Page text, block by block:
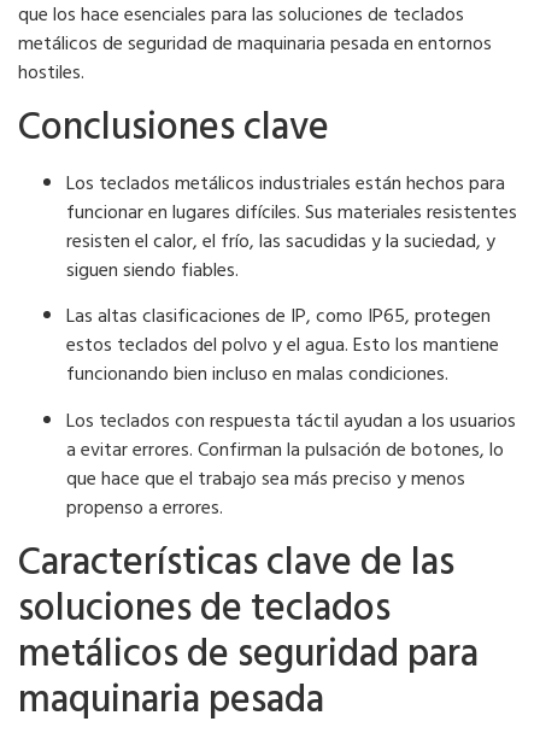
que los hace esenciales para las soluciones de teclados
metálicos de seguridad de maquinaria pesada en entornos
hostiles.
Conclusiones clave
Los teclados metálicos industriales están hechos para
funcionar en lugares difíciles. Sus materiales resistentes
resisten el calor, el frío, las sacudidas y la suciedad, y
siguen siendo fiables.
Las altas clasificaciones de IP, como IP65, protegen
estos teclados del polvo y el agua. Esto los mantiene
funcionando bien incluso en malas condiciones.
Los teclados con respuesta táctil ayudan a los usuarios
a evitar errores. Confirman la pulsación de botones, lo
que hace que el trabajo sea más preciso y menos
propenso a errores.
Características clave de las
soluciones de teclados
metálicos de seguridad para
maquinaria pesada